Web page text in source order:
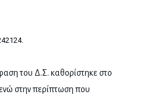
του Δ.Σ. καθορίστηκε στο
στην περίπτωση που